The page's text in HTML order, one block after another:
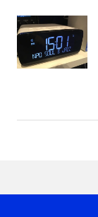
Radio
1
livestream
Eredivisie